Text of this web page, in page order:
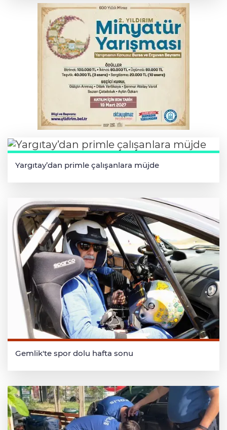
Serbest piyasada altın fiyatları...
MSB: YAŞ kararları devletimize ve
milletimize hayırlı olsun
Osmangazi’de kaldırım işgaline geçit yok
Osmangazi’de iş arayanlara destek
Yargıtay’dan primle çalışanlara müjde
Gemlik'te spor dolu hafta sonu